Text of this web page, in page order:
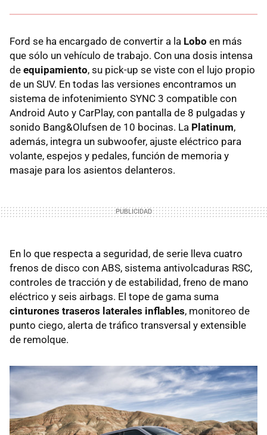
Ford se ha encargado de convertir a la Lobo en más
que sólo un vehículo de trabajo. Con una dosis intensa
de equipamiento, su pick-up se viste con el lujo propio
de un SUV. En todas las versiones encontramos un
sistema de infotenimiento SYNC 3 compatible con
Android Auto y CarPlay, con pantalla de 8 pulgadas y
sonido Bang&Olufsen de 10 bocinas. La Platinum,
además, integra un subwoofer, ajuste eléctrico para
volante, espejos y pedales, función de memoria y
masaje para los asientos delanteros.
En lo que respecta a seguridad, de serie lleva cuatro
frenos de disco con ABS, sistema antivolcaduras RSC,
controles de tracción y de estabilidad, freno de mano
eléctrico y seis airbags. El tope de gama suma
cinturones traseros laterales inflables, monitoreo de
punto ciego, alerta de tráfico transversal y extensible
de remolque.